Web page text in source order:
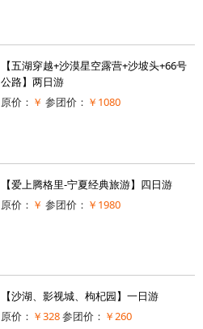
【五湖穿越+沙漠星空露营+沙坡头+66号
公路】两日游
原价： ￥ 参团价： ￥1080
【爱上腾格里-宁夏经典旅游】四日游
原价： ￥ 参团价： ￥1980
【沙湖、影视城、枸杞园】一日游
原价： ￥328参团价： ￥260